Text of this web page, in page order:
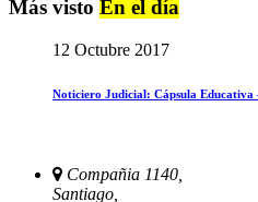
Más visto En el día
12 Octubre 2017
Noticiero Judicial: Cápsula Educativa
Compañia 1140,
Santiago,